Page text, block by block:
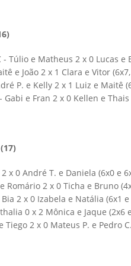
Túlio e Matheus 2 x 0 Lucas e
e João 2 x 1 Clara e Vitor
P. e Kelly 2 x 1 Luiz e Maitê
e Fran 2 x 0 Kellen e Thais
x 0 André T. e Daniela (6x0 e
Romário 2 x 0 Ticha e Bruno
2 x 0 Izabela e Natália (6x1 e
0 x 2 Mônica e Jaque (2x6
Tiego 2 x 0 Mateus P. e Pedro